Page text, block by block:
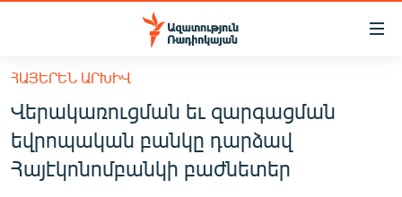
Մատչելիության
հիմնական
բովանդակությանը
Անցնել
հիմնական
մենյուին
ՀԱՅԱՍՏԱՆ
ՔԱՂԱՔԱԿԱՆ
ՀԱՅԵՐԵՆ ԱՐԽԻՎ
Վերակառուցման եւ զարգացման
եվրոպական բանկը դարձավ
Հայէկոնոմբանկի բաժնետեր